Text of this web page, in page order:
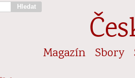
Hledat
Magazín Sbory